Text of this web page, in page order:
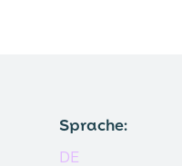
Sprache:
DE